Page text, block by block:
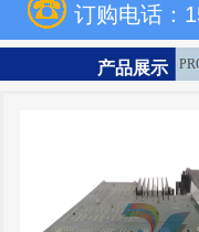
订购电话：
产品展示